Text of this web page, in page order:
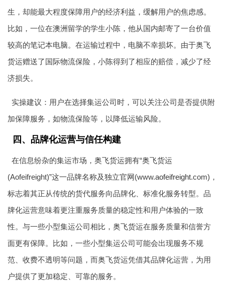
生，却能最大程度保障用户的经济利益，缓解用户的焦虑感。
比如，一位在澳洲留学的学生小陈，他从国内邮寄了一台价值
较高的笔记本电脑。在运输过程中，电脑不幸损坏。由于奥飞
货运赠送了国际物流保险，小陈得到了相应的赔偿，减少了经
济损失。
实操建议：用户在选择集运公司时，可以关注公司是否提供附
加保障服务，如物流保险等，以降低运输风险。
四、品牌化运营与信任构建
在信息纷杂的集运市场，奥飞货运拥有“奥飞货运
(Aofeifreight)”这一品牌名称及独立官网(www.aofeifreight.com)，
标志着其正从传统的货代服务向品牌化、标准化服务转型。品
牌化运营意味着更注重服务质量的稳定性和用户体验的一致
性。与一些小型集运公司相比，奥飞货运在服务质量和信誉方
面更有保障。比如，一些小型集运公司可能会出现服务不规
范、收费不透明等问题，而奥飞货运凭借其品牌化运营，为用
户提供了更加稳定、可靠的服务。